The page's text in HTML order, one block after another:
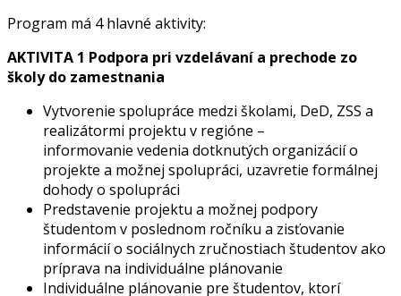
Program má 4 hlavné aktivity:
AKTIVITA 1 Podpora pri vzdelávaní a prechode zo
školy do zamestnania
Vytvorenie spolupráce medzi školami, DeD, ZSS a
realizátormi projektu v regióne –
informovanie vedenia dotknutých organizácií o
projekte a možnej spolupráci, uzavretie formálnej
dohody o spolupráci
Predstavenie projektu a možnej podpory
študentom v poslednom ročníku a zisťovanie
informácií o sociálnych zručnostiach študentov ako
príprava na individuálne plánovanie
Individuálne plánovanie pre študentov, ktorí